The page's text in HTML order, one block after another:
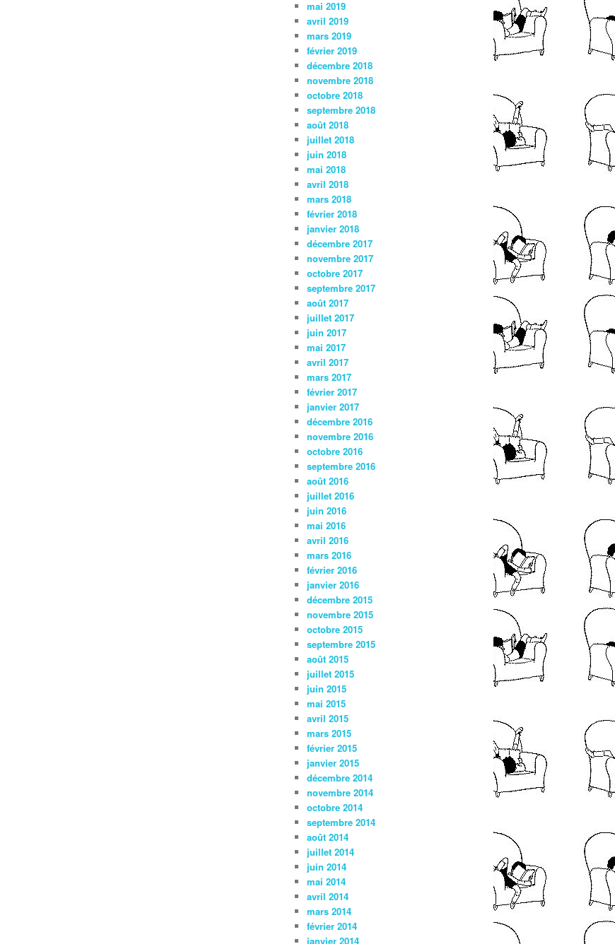
mai 2019
avril 2019
mars 2019
février 2019
décembre 2018
novembre 2018
octobre 2018
septembre 2018
août 2018
juillet 2018
juin 2018
mai 2018
avril 2018
mars 2018
février 2018
janvier 2018
décembre 2017
novembre 2017
octobre 2017
septembre 2017
août 2017
juillet 2017
juin 2017
mai 2017
avril 2017
mars 2017
février 2017
janvier 2017
décembre 2016
novembre 2016
octobre 2016
septembre 2016
août 2016
juillet 2016
juin 2016
mai 2016
avril 2016
mars 2016
février 2016
janvier 2016
décembre 2015
novembre 2015
octobre 2015
septembre 2015
août 2015
juillet 2015
juin 2015
mai 2015
avril 2015
mars 2015
février 2015
janvier 2015
décembre 2014
novembre 2014
octobre 2014
septembre 2014
août 2014
juillet 2014
juin 2014
mai 2014
avril 2014
mars 2014
février 2014
janvier 2014